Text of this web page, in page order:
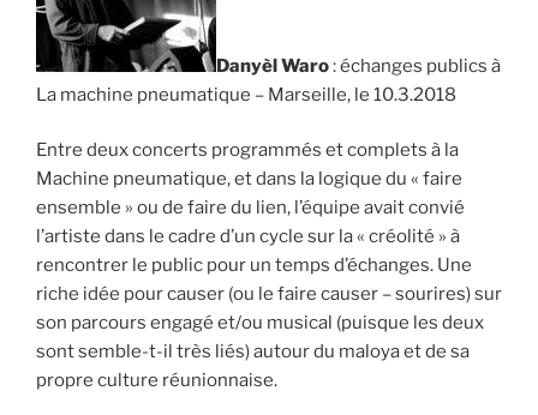
Danyèl Waro: échanges publics à
La machine pneumatique – Marseille, le 10.3.2018
Entre deux concerts programmés et complets à la
Machine pneumatique, et dans la logique du « faire
ensemble » ou de faire du lien, l’équipe avait convié
l’artiste dans le cadre d’un cycle sur la « créolité » à
rencontrer le public pour un temps d’échanges. Une
riche idée pour causer (ou le faire causer – sourires) sur
son parcours engagé et/ou musical (puisque les deux
sont semble-t-il très liés) autour du maloya et de sa
propre culture réunionnaise.